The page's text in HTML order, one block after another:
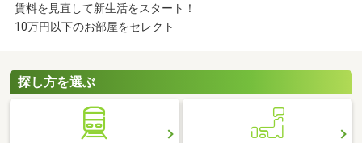
賃料を見直して新生活をスタート！
10万円以下のお部屋をセレクト
探し方を選ぶ